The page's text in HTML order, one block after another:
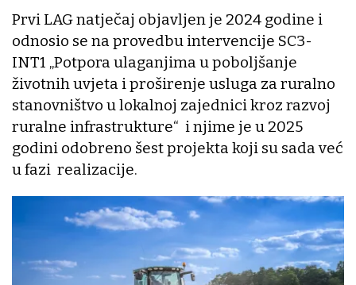
Prvi LAG natječaj objavljen je 2024 godine i
odnosio se na provedbu intervencije SC3-
INT1 „Potpora ulaganjima u poboljšanje
životnih uvjeta i proširenje usluga za ruralno
stanovništvo u lokalnoj zajednici kroz razvoj
ruralne infrastrukture“ i njime je u 2025
godini odobreno šest projekta koji su sada već
u fazi realizacije.